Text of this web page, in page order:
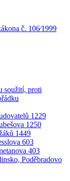
č. 106⁄1999
soužití, proti
1229
1250
1449
603
403
Poděbradovo